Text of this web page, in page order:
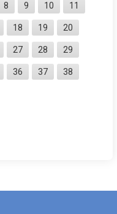
8 9 10 11
18 19 20
27 28 29
36 37 38